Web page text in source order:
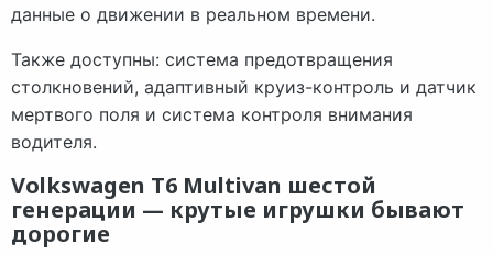
данные о движении в реальном времени.
Также доступны: система предотвращения
столкновений, адаптивный круиз-контроль и датчик
мертвого поля и система контроля внимания
водителя.
Volkswagen T6 Multivan шестой
генерации — крутые игрушки бывают
дорогие